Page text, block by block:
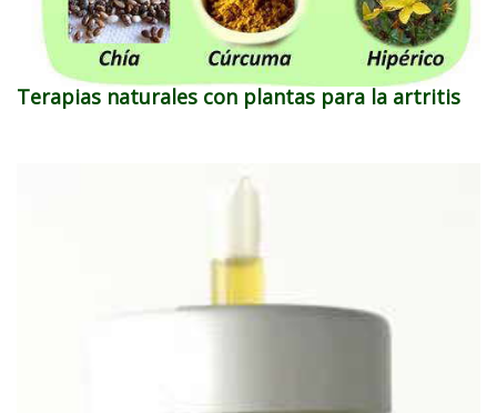
Terapias naturales con plantas para la artritis